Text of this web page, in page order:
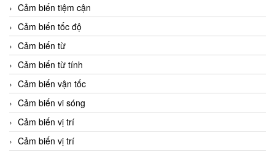
Cảm biến tiệm cận
Cảm biến tốc độ
Cảm biến từ
Cảm biến từ tính
Cảm biến vận tốc
Cảm biến vi sóng
Cảm biến vị trí
Cảm biến vị trí